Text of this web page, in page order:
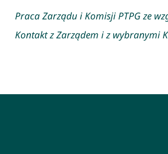
Praca Zarządu i Komisji PTPG ze
Kontakt z Zarządem i z wybranymi